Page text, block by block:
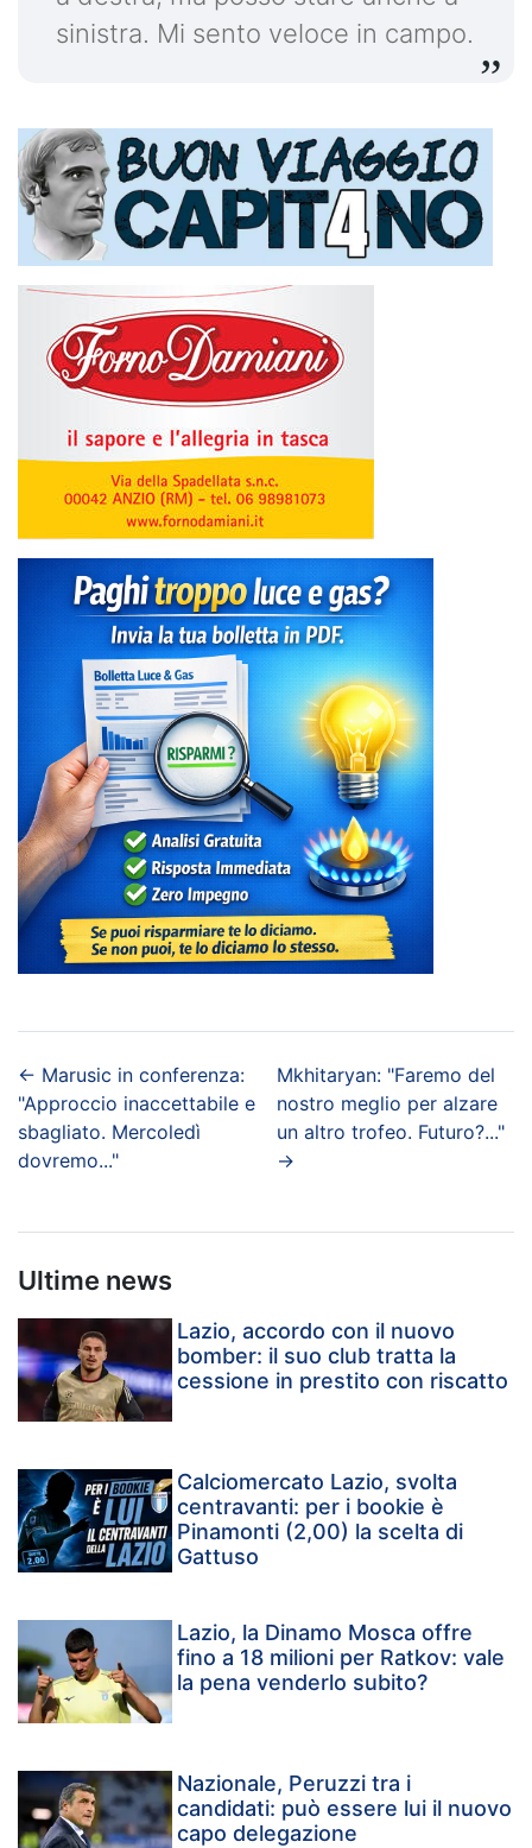
sinistra. Mi sento veloce in campo.
← Marusic in conferenza:
"Approccio inaccettabile e
sbagliato. Mercoledì
dovremo..."
Mkhitaryan: "Faremo del
nostro meglio per alzare
un altro trofeo. Futuro?..."
→
Ultime news
Lazio, accordo con il nuovo
bomber: il suo club tratta la
cessione in prestito con riscatto
Calciomercato Lazio, svolta
centravanti: per i bookie è
Pinamonti (2,00) la scelta di
Gattuso
Lazio, la Dinamo Mosca offre
fino a 18 milioni per Ratkov: vale
la pena venderlo subito?
Nazionale, Peruzzi tra i
candidati: può essere lui il nuovo
capo delegazione